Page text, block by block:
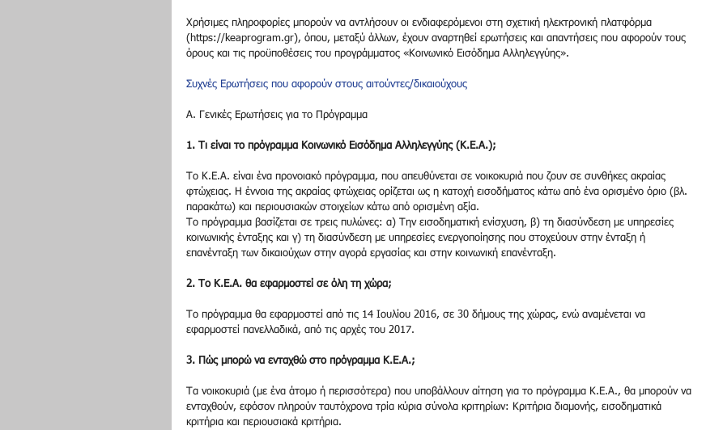
Χρήσιμες πληροφορίες μπορούν να αντλήσουν οι ενδιαφερόμενοι στη σχετική ηλεκτρονική πλατφόρμα
(https://keaprogram.gr), όπου, μεταξύ άλλων, έχουν αναρτηθεί ερωτήσεις και απαντήσεις που αφορούν τους
όρους και τις προϋποθέσεις του προγράμματος «Κοινωνικό Εισόδημα Αλληλεγγύης».
Συχνές Ερωτήσεις που αφορούν στους αιτούντες/δικαιούχους
Α. Γενικές Ερωτήσεις για το Πρόγραμμα
1. Τι είναι το πρόγραμμα Κοινωνικό Εισόδημα Αλληλεγγύης (Κ.Ε.Α.);
Το Κ.Ε.Α. είναι ένα προνοιακό πρόγραμμα, που απευθύνεται σε νοικοκυριά που ζουν σε συνθήκες ακραίας
φτώχειας. Η έννοια της ακραίας φτώχειας ορίζεται ως η κατοχή εισοδήματος κάτω από ένα ορισμένο όριο (βλ.
παρακάτω) και περιουσιακών στοιχείων κάτω από ορισμένη αξία.
Το πρόγραμμα βασίζεται σε τρεις πυλώνες: α) Την εισοδηματική ενίσχυση, β) τη διασύνδεση με υπηρεσίες
κοινωνικής ένταξης και γ) τη διασύνδεση με υπηρεσίες ενεργοποίησης που στοχεύουν στην ένταξη ή
επανένταξη των δικαιούχων στην αγορά εργασίας και στην κοινωνική επανένταξη.
2. Το Κ.Ε.Α. θα εφαρμοστεί σε όλη τη χώρα;
Το πρόγραμμα θα εφαρμοστεί από τις 14 Ιουλίου 2016, σε 30 δήμους της χώρας, ενώ αναμένεται να
εφαρμοστεί πανελλαδικά, από τις αρχές του 2017.
3. Πώς μπορώ να ενταχθώ στο πρόγραμμα Κ.Ε.Α.;
Τα νοικοκυριά (με ένα άτομο ή περισσότερα) που υποβάλλουν αίτηση για το πρόγραμμα Κ.Ε.Α., θα μπορούν να
ενταχθούν, εφόσον πληρούν ταυτόχρονα τρία κύρια σύνολα κριτηρίων: Κριτήρια διαμονής, εισοδηματικά
κριτήρια και περιουσιακά κριτήρια.